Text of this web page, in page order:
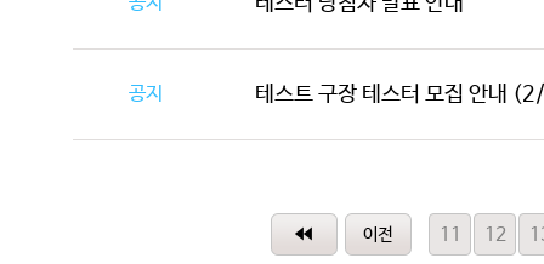
공지 테스트 구장 테스터 모집 안내
11 12